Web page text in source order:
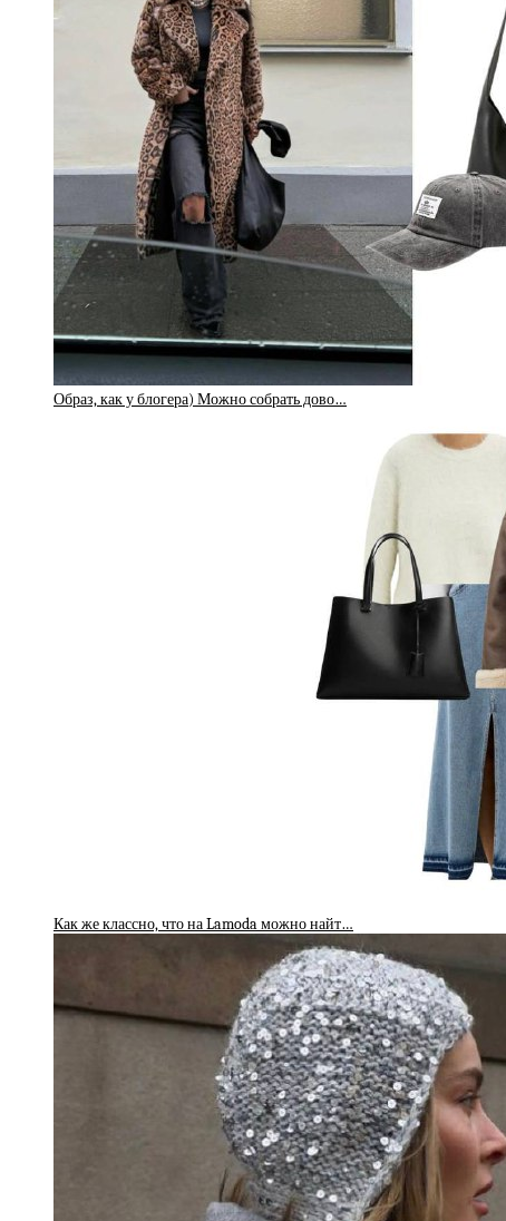
Образ, как у блогера) Можно собрать дово…
Как же классно, что на Lamoda можно найт…